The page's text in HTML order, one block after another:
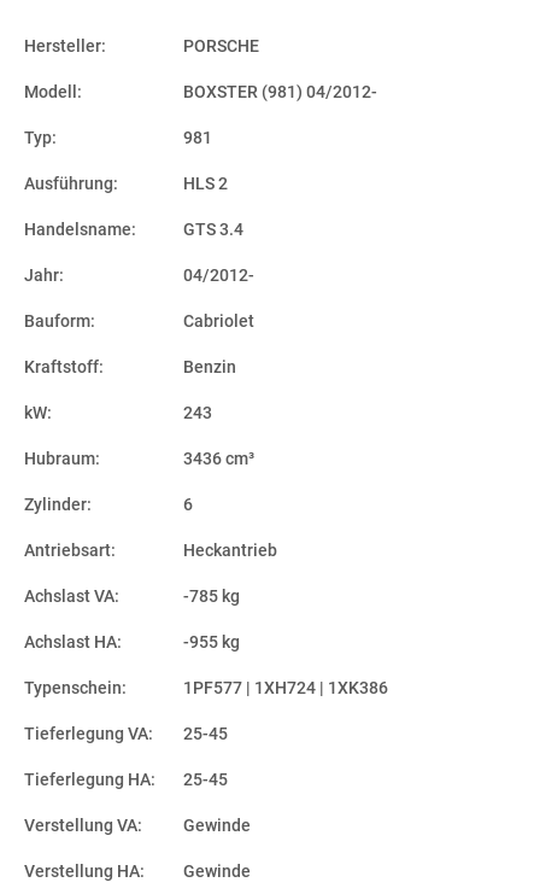
Hersteller: PORSCHE
Modell: BOXSTER (981) 04/2012-
Typ: 981
Ausführung: HLS 2
Handelsname: GTS 3.4
Jahr: 04/2012-
Bauform: Cabriolet
Kraftstoff: Benzin
kW: 243
Hubraum: 3436 cm³
Zylinder: 6
Antriebsart: Heckantrieb
Achslast VA: -785 kg
Achslast HA: -955 kg
Typenschein: 1PF577 | 1XH724 | 1XK386
Tieferlegung VA: 25-45
Tieferlegung HA: 25-45
Verstellung VA: Gewinde
Verstellung HA: Gewinde